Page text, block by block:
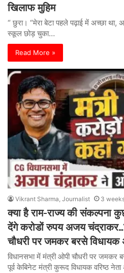
खिलाफ मुहिम
“ छुरा। “मेरा बेटा पहले पढ़ाई में अच्छा
स्कूल छोड़ चुका…
Read More »
Vikrant Sharma, Journalist 3
क्या है राम-राज्य की संकल्पना
देंगे करोडों रुपय अजय
चौधरी पर जमकर बरसे
विधानसभा में मंत्री ओपी चौधरी पर
पूर्व केबिनेट मंत्री कुरूद विधायक वरिष्ठ